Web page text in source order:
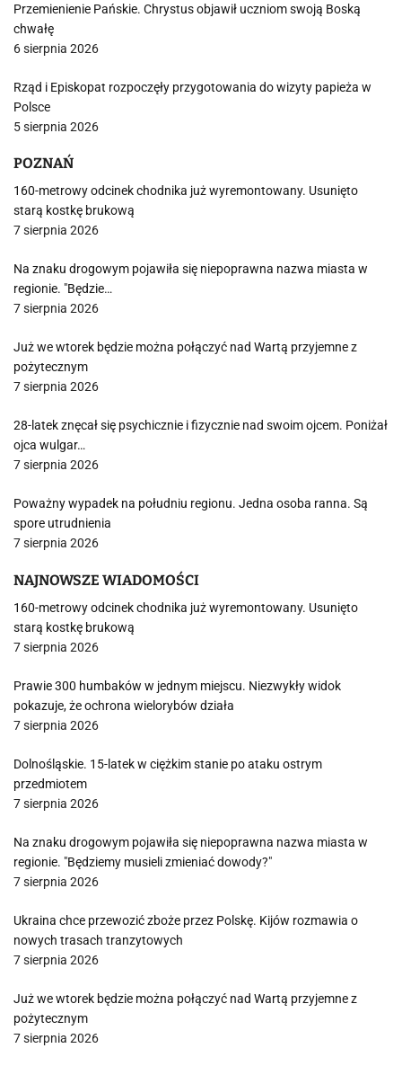
Przemienienie Pańskie. Chrystus objawił uczniom swoją Boską
chwałę
6 sierpnia 2026
Rząd i Episkopat rozpoczęły przygotowania do wizyty papieża w
Polsce
5 sierpnia 2026
POZNAŃ
160-metrowy odcinek chodnika już wyremontowany. Usunięto
starą kostkę brukową
7 sierpnia 2026
Na znaku drogowym pojawiła się niepoprawna nazwa miasta w
regionie. "Będzie…
7 sierpnia 2026
Już we wtorek będzie można połączyć nad Wartą przyjemne z
pożytecznym
7 sierpnia 2026
28-latek znęcał się psychicznie i fizycznie nad swoim ojcem. Poniżał
ojca wulgar…
7 sierpnia 2026
Poważny wypadek na południu regionu. Jedna osoba ranna. Są
spore utrudnienia
7 sierpnia 2026
NAJNOWSZE WIADOMOŚCI
160-metrowy odcinek chodnika już wyremontowany. Usunięto
starą kostkę brukową
7 sierpnia 2026
Prawie 300 humbaków w jednym miejscu. Niezwykły widok
pokazuje, że ochrona wielorybów działa
7 sierpnia 2026
Dolnośląskie. 15-latek w ciężkim stanie po ataku ostrym
przedmiotem
7 sierpnia 2026
Na znaku drogowym pojawiła się niepoprawna nazwa miasta w
regionie. "Będziemy musieli zmieniać dowody?"
7 sierpnia 2026
Ukraina chce przewozić zboże przez Polskę. Kijów rozmawia o
nowych trasach tranzytowych
7 sierpnia 2026
Już we wtorek będzie można połączyć nad Wartą przyjemne z
pożytecznym
7 sierpnia 2026